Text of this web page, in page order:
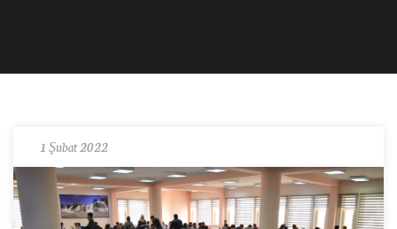
1 Şubat 2022